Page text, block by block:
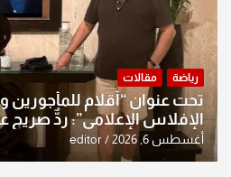
رياضة مقالات
تحت عنوان “أقلام
الإفلاس الإعلامي”: ردٌّ صريح
الشكرجي
أغسطس 6, 2026 editor